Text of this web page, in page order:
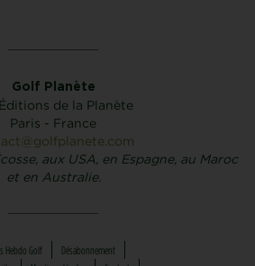
Golf Planète
de la Planète
Paris - France
aux USA, en Espagne, au Maroc
et en Australie.
Hebdo Golf
Désabonnement